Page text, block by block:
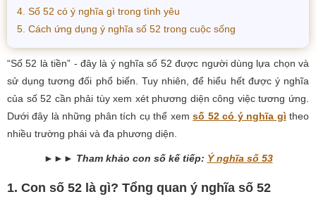
4. Số 52 có ý nghĩa gì trong tình yêu
5. Cách ứng dụng ý nghĩa số 52 trong cuộc sống
“Số 52 là tiền” - đây là ý nghĩa số 52 được người dùng lựa chọn và
sử dụng tương đối phổ biến. Tuy nhiên, để hiểu hết được ý nghĩa
của số 52 cần phải tùy xem xét phương diện công việc tương ứng.
Dưới đây là những phân tích cụ thể xemsố 52 có ý nghĩa gì theo
nhiều trường phái và đa phương diện.
►►► Tham khảo con số kế tiếp: Ý nghĩa số 53
1. Con số 52 là gì? Tổng quan ý nghĩa số 52